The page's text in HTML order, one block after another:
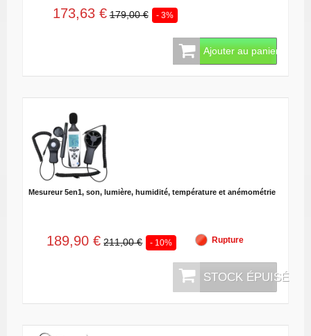
173,63 € 179,00 € - 3%
Ajouter au panier
Mesureur 5en1, son, lumière, humidité, température et anémométrie
189,90 € 211,00 € - 10% Rupture
STOCK ÉPUISÉ